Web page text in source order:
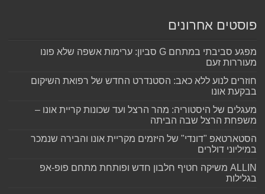
פוסטים אחרונים
מפגע סביבתי במתחם G סביון: ערימות אשפה שלא פונו
מעוררות זעם
חוזרים לנוע ללא כאב: הסטנדרט החדש של רפואת השיקום
בבקעת אונו
מעגלים של היסטוריה: מהר הרצל ועד שכונות קריית אונו –
משפחת הרצל שבה הביתה
הסטארטאפ "דונדי" של היזמים מקריית אונו והבירה שנמכר
במיליוני דולרים
ALLIN משיקה חטיף חלבון חדש ופותחת מתחם פופ-אפ
בגלילות